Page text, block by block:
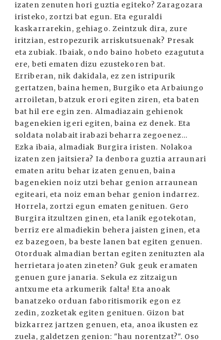
izaten zenuten hori guztia egiteko? Zaragozara
iristeko, zortzi bat egun. Eta eguraldi
kaskarrarekin, gehiago. Zeintzuk dira, zure
iritzian, estropezurik arriskutsuenak? Presak
eta zubiak. Ibaiak, ondo baino hobeto ezagututa
ere, beti ematen dizu ezustekoren bat.
Erriberan, nik dakidala, ez zen istripurik
gertatzen, baina hemen, Burgiko eta Arbaiungo
arroiletan, batzuk erori egiten ziren, eta baten
bat hil ere egin zen. Almadiazain gehienok
bagenekien igeri egiten, baina ez denek. Eta
soldata nolabait irabazi beharra zegoenez...
Ezka ibaia, almadiak Burgira iristen. Nolakoa
izaten zen jaitsiera? Ia denbora guztia arraunari
ematen aritu behar izaten genuen, baina
bagenekien noiz utzi behar genion arraunean
egiteari, eta noiz eman behar genion indarrez.
Horrela, zortzi egun ematen genituen. Gero
Burgira itzultzen ginen, eta lanik egotekotan,
berriz ere almadiekin behera jaisten ginen, eta
ez bazegoen, ba beste lanen bat egiten genuen.
Otorduak almadian bertan egiten zenituzten ala
herrietara joaten zineten? Guk geuk eramaten
genuen gure janaria. Sekula ez zitzaigun
antxume eta arkumerik falta! Eta anoak
banatzeko orduan faboritismorik egon ez
zedin, zozketak egiten genituen. Gizon bat
bizkarrez jartzen genuen, eta, anoa ikusten ez
zuela, galdetzen genion: "hau norentzat?". Oso